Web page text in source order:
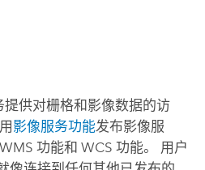
供对栅格和影像数据的访
影像服务功能发布影像服
功能和 WCS 功能。 用户